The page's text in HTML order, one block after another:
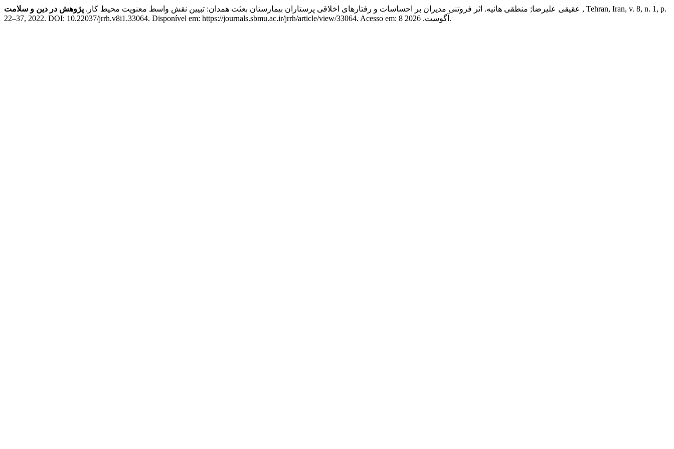
عقیقی علیرضا; منطقی هانیه. اثر فروتنی مدیران بر احساسات و رفتارهای اخلاقی پرستاران بیمارستان بعثت همدان: تبیین نقش واسط معنویت محیط کار. , Tehran, Iran, v. 8, n. 1, p.
22–37, 2022. DOI: 10.22037/jrrh.v8i1.33064. Disponível em: https://journals.sbmu.ac.ir/jrrh/article/view/33064. Acesso em: 8 آگوست. 2026.